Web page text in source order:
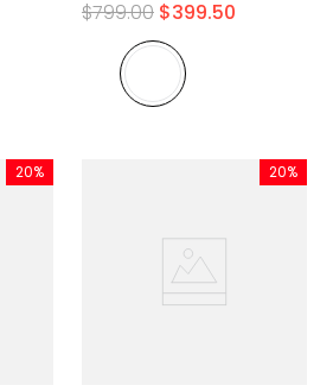
$799.00 $399.50
20% 20%